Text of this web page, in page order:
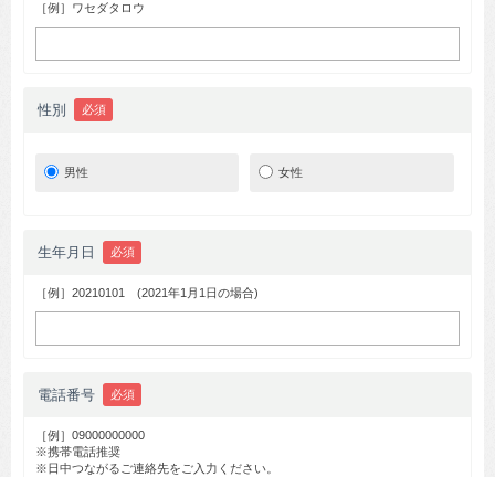
［例］ワセダタロウ
性別 必須
男性 女性
生年月日 必須
［例］20210101 (2021年1月1日の場合)
電話番号 必須
［例］09000000000
※携帯電話推奨
※日中つながるご連絡先をご入力ください。